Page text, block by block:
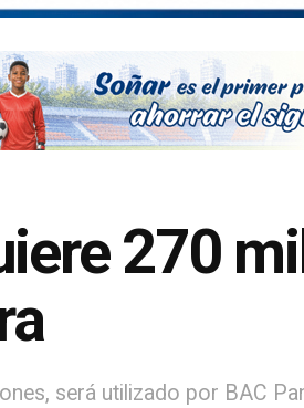
270
será utilizado por BAC